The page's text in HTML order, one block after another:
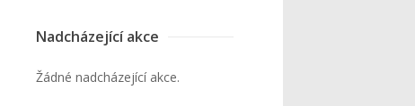
Nadcházející akce
Žádné nadcházející akce.